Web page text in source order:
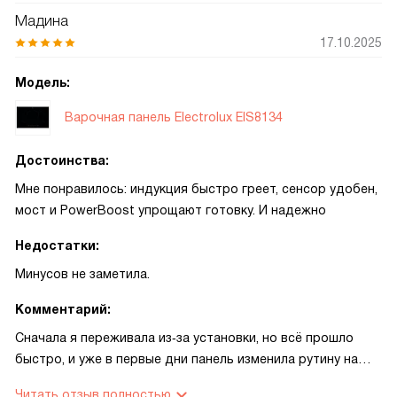
Мадина
17.10.2025
Модель:
Варочная панель Electrolux EIS8134
Достоинства:
Мне понравилось: индукция быстро греет, сенсор удобен,
мост и PowerBoost упрощают готовку. И надежно
Недостатки:
Минусов не заметила.
Комментарий:
Сначала я переживала из‑за установки, но всё прошло
быстро, и уже в первые дни панель изменила рутину на
Читать отзыв полностью